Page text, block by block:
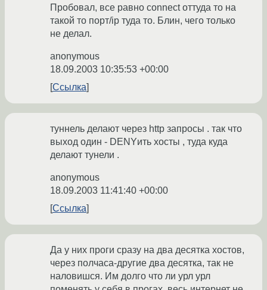
Пробовал, все равно connect оттуда то на
такой то порт/ip туда то. Блин, чего только
не делал.
anonymous
18.09.2003 10:35:53 +00:00
Ссылка
туннель делают через http запросы . так что
выход один - DENYить хосты , туда куда
делают тунели .
anonymous
18.09.2003 11:41:40 +00:00
Ссылка
Да у них проги сразу на два десятка хостов,
через полчаса-другие два десятка, так не
наловишся. Им долго что ли урл урл